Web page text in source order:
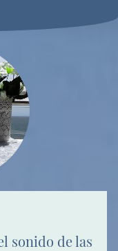
sonido de las